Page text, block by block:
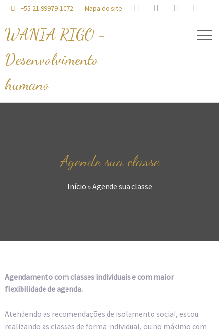
 +55 21 99979-1072 Mapa do site    
WANIA RIGO -
Desenvolvimento
humano
Agende sua classe
Início »Agende sua classe
Agendamento com classes individuais e com maior
flexibilidade de agenda.
Atendendo as recomendações de isolamento social, estou
realizando as classes de forma individual, ou no máximo com